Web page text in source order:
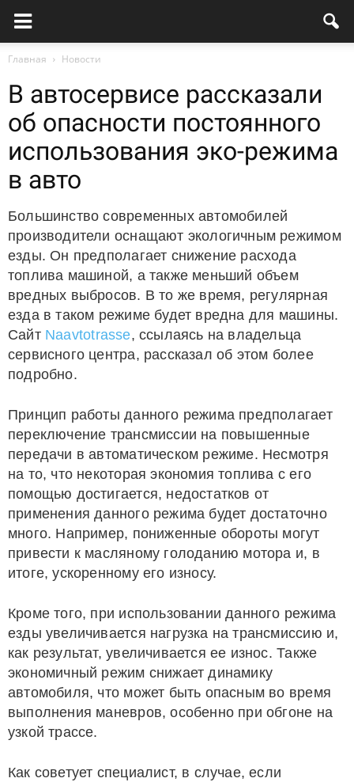
Главная Новости
В автосервисе рассказали
об опасности постоянного
использования эко-режима
в авто
Большинство современных автомобилей
производители оснащают экологичным режимом
езды. Он предполагает снижение расхода
топлива машиной, а также меньший объем
вредных выбросов. В то же время, регулярная
езда в таком режиме будет вредна для машины.
Сайт Naavtotrasse, ссылаясь на владельца
сервисного центра, рассказал об этом более
подробно.
Принцип работы данного режима предполагает
переключение трансмиссии на повышенные
передачи в автоматическом режиме. Несмотря
на то, что некоторая экономия топлива с его
помощью достигается, недостатков от
применения данного режима будет достаточно
много. Например, пониженные обороты могут
привести к масляному голоданию мотора и, в
итоге, ускоренному его износу.
Кроме того, при использовании данного режима
езды увеличивается нагрузка на трансмиссию и,
как результат, увеличивается ее износ. Также
экономичный режим снижает динамику
автомобиля, что может быть опасным во время
выполнения маневров, особенно при обгоне на
узкой трассе.
Как советует специалист, в случае, если